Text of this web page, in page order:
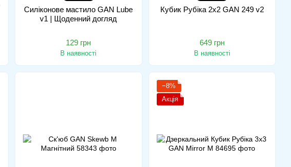
Силіконове мастило GAN Lube
v1 | Щоденний догляд
129 грн
В наявності
Кубик Рубіка 2x2 GAN 249 v2
649 грн
В наявності
−8%
Акція